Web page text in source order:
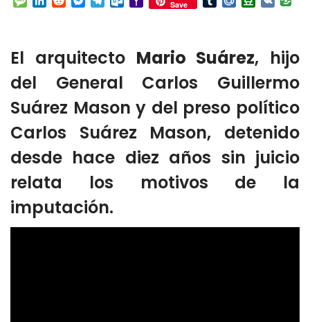
Save
El arquitecto Mario Suárez, hijo
del General Carlos Guillermo
Suárez Mason y del preso político
Carlos Suárez Mason, detenido
desde hace diez años sin juicio
relata los motivos de la
imputación.